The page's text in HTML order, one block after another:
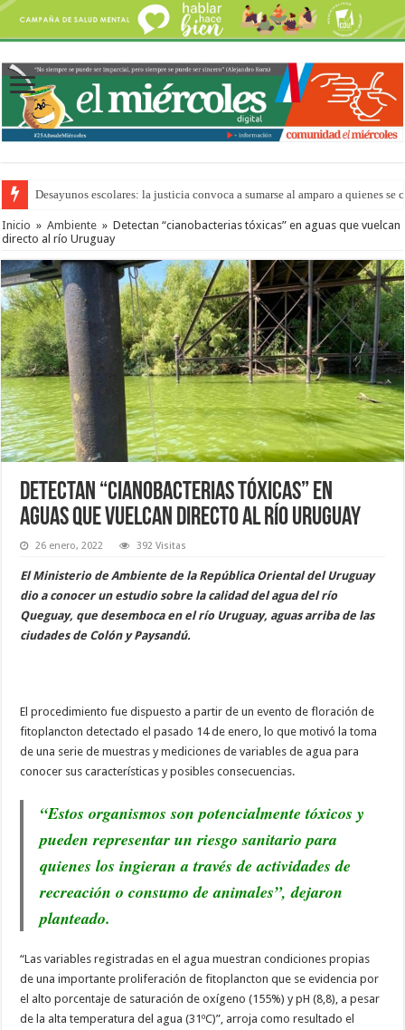
Desayunos escolares: la justicia convoca a sumarse al amparo a quienes se
Inicio » Ambiente » Detectan “cianobacterias tóxicas” en aguas que vuelcan
directo al río Uruguay
Detectan “cianobacterias tóxicas” en
aguas que vuelcan directo al río Uruguay
26 enero, 2022 392 Visitas
El Ministerio de Ambiente de la República Oriental del Uruguay
dio a conocer un estudio sobre la calidad del agua del río
Queguay, que desemboca en el río Uruguay, aguas arriba de las
ciudades de Colón y Paysandú.
El procedimiento fue dispuesto a partir de un evento de floración de
fitoplancton detectado el pasado 14 de enero, lo que motivó la toma
de una serie de muestras y mediciones de variables de agua para
conocer sus características y posibles consecuencias.
“Estos organismos son potencialmente tóxicos y
pueden representar un riesgo sanitario para
quienes los ingieran a través de actividades de
recreación o consumo de animales”, dejaron
planteado.
“Las variables registradas en el agua muestran condiciones propias
de una importante proliferación de fitoplancton que se evidencia por
el alto porcentaje de saturación de oxígeno (155%) y pH (8,8), a pesar
de la alta temperatura del agua (31ºC)”, arroja como resultado el